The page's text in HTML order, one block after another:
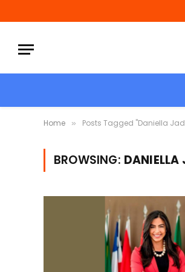
Home » Posts Tagged "Daniella
BROWSING: DANIELLA